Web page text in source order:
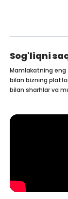
Sog'liqni
Mamlakatning
bilan bizning
bilan sharhlar va